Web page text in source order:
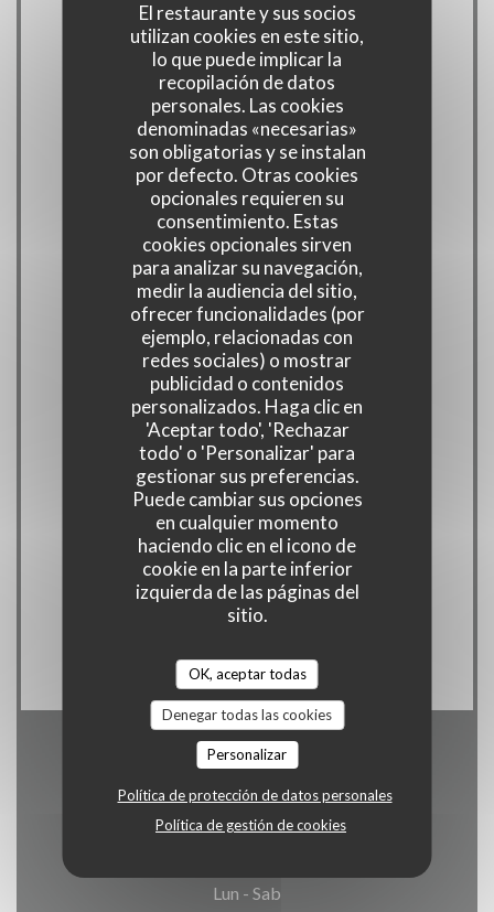
El restaurante y sus socios
utilizan cookies en este sitio,
lo que puede implicar la
recopilación de datos
personales. Las cookies
denominadas «necesarias»
son obligatorias y se instalan
por defecto. Otras cookies
opcionales requieren su
consentimiento. Estas
cookies opcionales sirven
para analizar su navegación,
medir la audiencia del sitio,
ofrecer funcionalidades (por
ejemplo, relacionadas con
redes sociales) o mostrar
publicidad o contenidos
personalizados. Haga clic en
'Aceptar todo', 'Rechazar
todo' o 'Personalizar' para
gestionar sus preferencias.
Puede cambiar sus opciones
en cualquier momento
haciendo clic en el icono de
cookie en la parte inferior
izquierda de las páginas del
sitio.
OK, aceptar todas
Denegar todas las cookies
Personalizar
Política de protección de datos personales
Política de gestión de cookies
Información general
Cocina
Productos locales , productos de temporada,
productos locales, Hecho en casa, productos
frescos, tradicional
Tipo de negocio
RESTAURANT, CAVE ET BAR A VINS
Servicios
Climatización, Privatización, Acceso a
Discapacitados, WiFi
Métodos de pago
Pago móvil, Sin contacto, Apple Pay,
Contactless Payment, Eurocard/Mastercard,
Efectivo, Visa, American Express, Tarjeta de
Horario de apertura
Lun - Sab